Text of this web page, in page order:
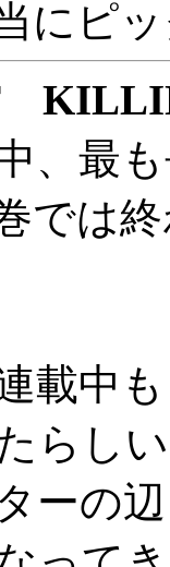
にピ
、最も
では
載中
らし
ーの